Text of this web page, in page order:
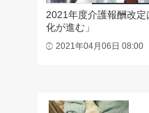
2021年度介護報酬改
化が進む」
2021年04月06日 08:00